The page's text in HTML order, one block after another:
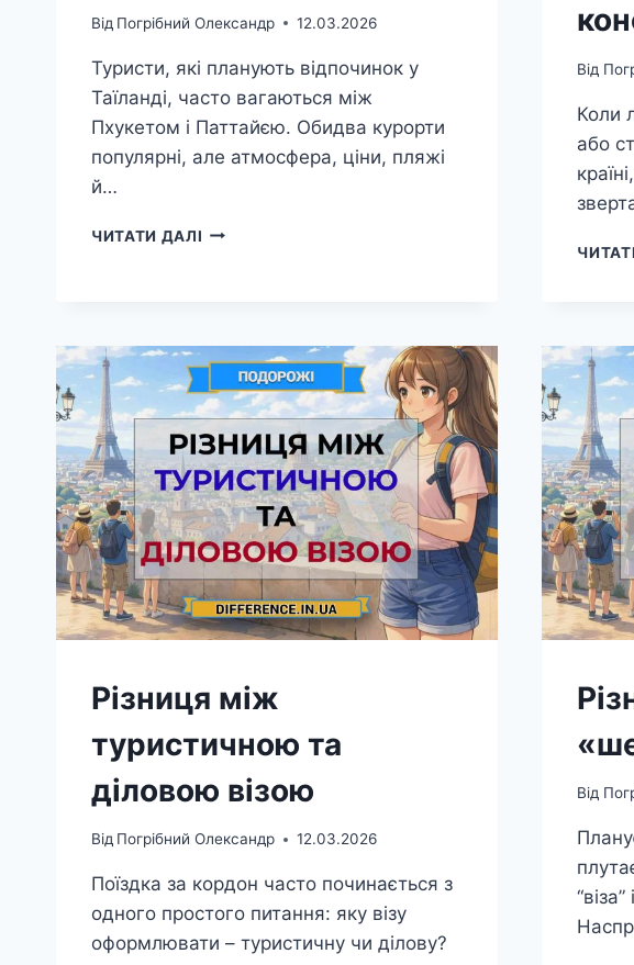
Від Погрібний Олександр 12.03.2026
Туристи, які планують відпочинок у
Таїланді, часто вагаються між
Пхукетом і Паттайєю. Обидва курорти
популярні, але атмосфера, ціни, пляжі
й…
ЧИТАТИ ДАЛІ РІЗНИЦЯ
Від
Коли
або
Різниця між
туристичною та
діловою візою
Від Погрібний Олександр 12.03.2026
Поїздка за кордон часто починається з
одного простого питання: яку візу
оформлювати – туристичну чи ділову?
Від